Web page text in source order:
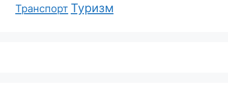
Транспорт Туризм